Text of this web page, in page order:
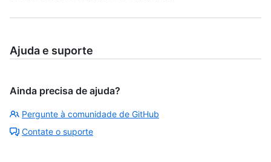
Ajuda e suporte
Ainda precisa de ajuda?
Pergunte à comunidade de GitHub
Contate o suporte